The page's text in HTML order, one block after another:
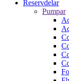
Reservdelar
Pumpar